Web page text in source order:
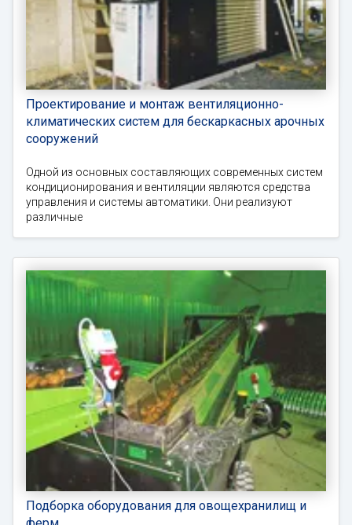
Проектирование и монтаж вентиляционно-
климатических систем для бескаркасных арочных
сооружений
Одной из основных составляющих современных систем
кондиционирования и вентиляции являются средства
управления и системы автоматики. Они реализуют
различные
Подборка оборудования для овощехранилищ и